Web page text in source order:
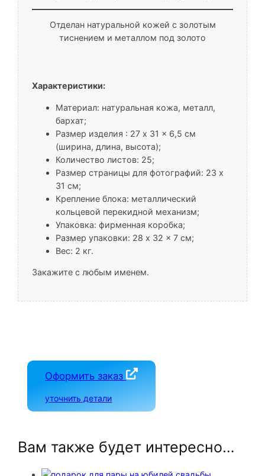
Отделан натуральной кожей с золотым
тиснением и металлом под золото
Характеристики:
Материал: натуральная кожа, металл,
бархат;
Размер изделия : 27 x 31 x 6,5 см
(ширина, длина, высота);
Количество листов: 25;
Размер страницы для фотографий: 23 x
31 см;
Крепление блока: металлический
кольцевой перекидной механизм;
Упаковка: фирменная коробка;
Размер упаковки: 28 x 32 x 7 см;
Вес: 2 кг.
Закажите с любым именем.
Оформить заказ
уточнить детали
Вам также будет интересно…